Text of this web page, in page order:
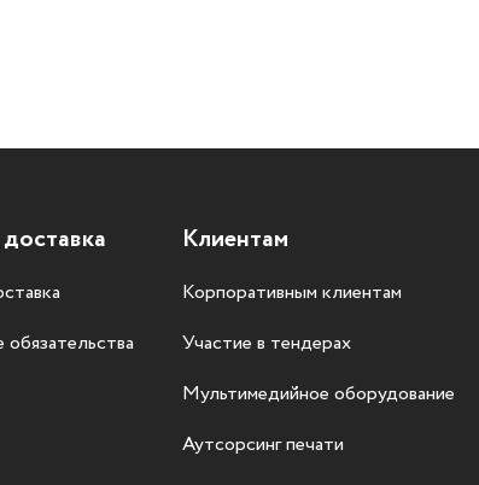
обязательства
Клиентам
Корпоративным клиентам
Участие в тендерах
Мультимедийное оборудование
Аутсорсинг печати